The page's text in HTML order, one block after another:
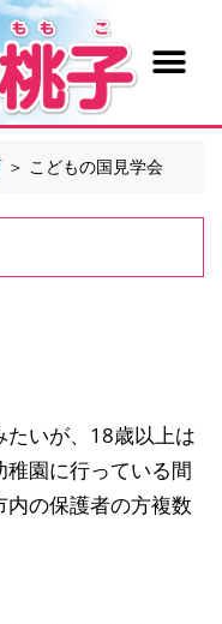
＞ こどもの国見学会
いが、18歳以上は
園に行っている間
の保護者の方複数